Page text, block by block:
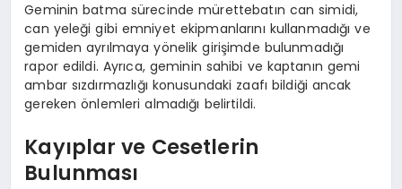
Geminin batma sürecinde mürettebatın can simidi,
can yeleği gibi emniyet ekipmanlarını kullanmadığı ve
gemiden ayrılmaya yönelik girişimde bulunmadığı
rapor edildi. Ayrıca, geminin sahibi ve kaptanın gemi
ambar sızdırmazlığı konusundaki zaafı bildiği ancak
gereken önlemleri almadığı belirtildi.
Kayıplar ve Cesetlerin
Bulunması